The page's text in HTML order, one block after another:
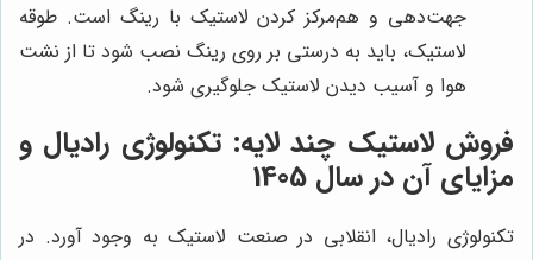
جهت‌دهی و هم‌مرکز کردن لاستیک با رینگ است. طوقه
لاستیک، باید به درستی بر روی رینگ نصب شود تا از نشت
هوا و آسیب دیدن لاستیک جلوگیری شود.
فروش لاستیک چند لایه: تکنولوژی رادیال و
مزایای آن در سال 1405
تکنولوژی رادیال، انقلابی در صنعت لاستیک به وجود آورد. در